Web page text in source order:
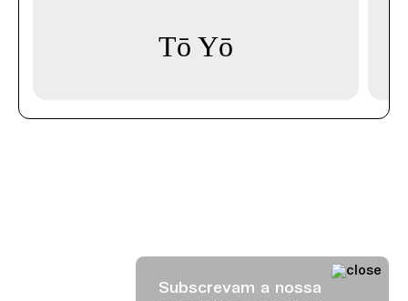
Tō Yō
Subscrevam a nossa